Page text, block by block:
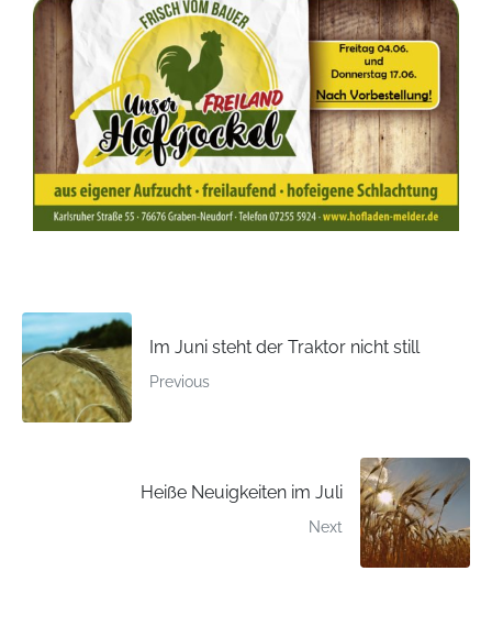
Im Juni steht der Traktor nicht still
Previous
Heiße Neuigkeiten im Juli
Next